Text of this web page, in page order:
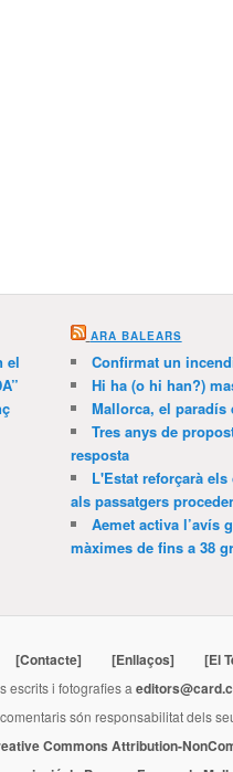
el
ARA BALEARS
Confirmat un
Hi ha (o hi han?)
Mallorca, el
Tres anys de
resposta
L'Estat reforçarà
als passatgers
Aemet activa l’avís
màximes de fins a 38
[Contacte] [Enllaços] [El
escrits i fotografies a
són responsabilitat dels
Commons Attribution-